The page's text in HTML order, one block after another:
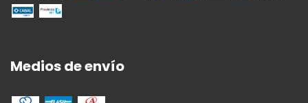
Medios de envío